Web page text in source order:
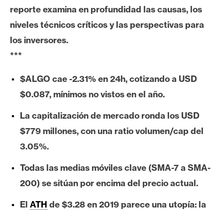
E
e
e
u
m
A
A
reporte examina en profundidad las causas, los
niveles técnicos críticos y las perspectivas para
los inversores.
***
$ALGO cae -2.31% en 24h, cotizando a USD
$0.087, mínimos no vistos en el año.
La capitalización de mercado ronda los USD
$779 millones, con una ratio volumen/cap del
3.05%.
Todas las medias móviles clave (SMA-7 a SMA-
200) se sitúan por encima del precio actual.
El ATH de $3.28 en 2019 parece una utopía: la